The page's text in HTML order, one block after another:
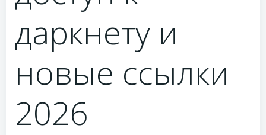
даркнету и
новые ссылки
2026